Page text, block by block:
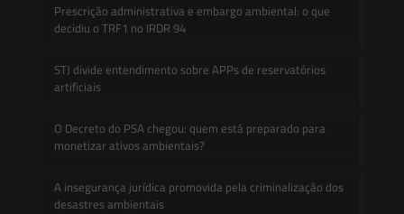
Prescrição administrativa e embargo ambiental: o que
decidiu o TRF1 no IRDR 94
STJ divide entendimento sobre APPs de reservatórios
artificiais
O Decreto do PSA chegou: quem está preparado para
monetizar ativos ambientais?
A insegurança jurídica promovida pela criminalização dos
desastres ambientais